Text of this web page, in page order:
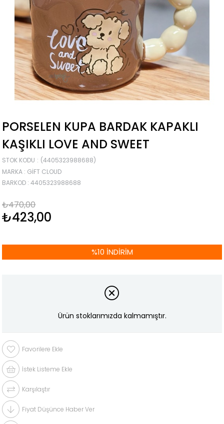
PORSELEN KUPA BARDAK KAPAKLI
KAŞIKLI LOVE AND SWEET
STOK KODU
(4405323988688)
MARKA : GIFT CLOUD
BARKOD : 4405323988688
₺470,00
₺423,00
%10 İNDIRIM
Ürün stoklarımızda kalmamıştır.
Favorilere Ekle
İstek Listeme Ekle
Karşılaştır
Fiyat Düşünce Haber Ver